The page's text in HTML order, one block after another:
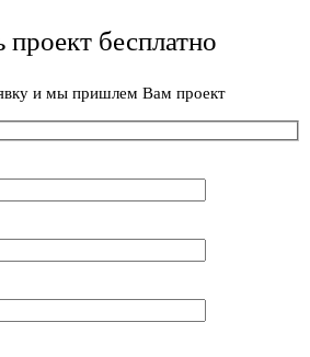
проект бесплатно
и мы пришлем Вам проект